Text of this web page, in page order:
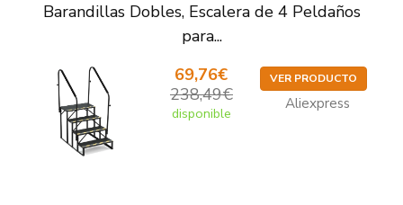
Barandillas Dobles, Escalera de 4 Peldaños
para...
69,76€
238,49€
disponible
VER PRODUCTO
Aliexpress